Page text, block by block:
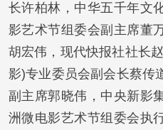
长许柏林，中华五千年文
影艺术节组委会副主席董
胡宏伟，现代快报社社长
影)专业委员会副会长蔡传
副主席郭晓伟，中央新影
洲微电影艺术节组委会执